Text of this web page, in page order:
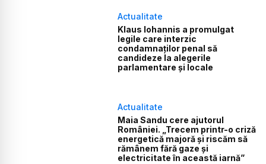
Actualitate
Klaus Iohannis a promulgat
legile care interzic
condamnaților penal să
candideze la alegerile
parlamentare și locale
Actualitate
Maia Sandu cere ajutorul
României. „Trecem printr-o criză
energetică majoră și riscăm să
rămânem fără gaze și
electricitate în această iarnă”